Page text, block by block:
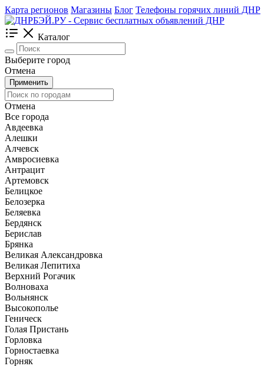
Карта регионов Магазины Блог Телефоны горячих линий ДНР
Каталог
Выберите город
Отмена
Применить
Отмена
Все города
Авдеевка
Алешки
Алчевск
Амвросиевка
Антрацит
Артемовск
Белицкое
Белозерка
Беляевка
Бердянск
Берислав
Брянка
Великая Александровка
Великая Лепитиха
Верхний Рогачик
Волноваха
Вольнянск
Высокополье
Геническ
Голая Пристань
Горловка
Горностаевка
Горняк